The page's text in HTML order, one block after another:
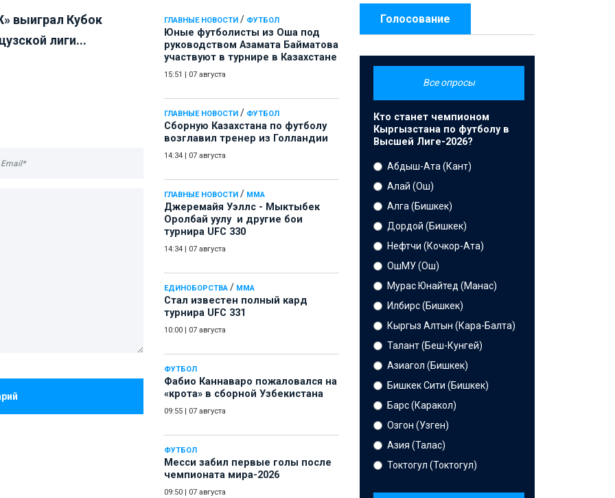
ГЛАВНЫЕ НОВОСТИ / ФУТБОЛ
Юные футболисты из Оша под
руководством Азамата Байматова
участвуют в турнире в Казахстане
15:51 07 августа
ГЛАВНЫЕ НОВОСТИ / ФУТБОЛ
Сборную Казахстана по футболу
возглавил тренер из Голландии
14:34 07 августа
ГЛАВНЫЕ НОВОСТИ / ММА
Джеремайя Уэллс - Мыктыбек
Оролбай уулу и другие бои
турнира UFC 330
14:34 07 августа
ЕДИНОБОРСТВА / ММА
Стал известен полный кард
турнира UFC 331
10:00 07 августа
ФУТБОЛ
Фабио Каннаваро пожаловался на
«крота» в сборной Узбекистана
09:55 07 августа
ФУТБОЛ
Месси забил первые голы после
чемпионата мира-2026
09:50 07 августа
выиграл Кубок
лиги...
Голосование
Все опросы
Кто станет чемпионом
Кыргызстана по футболу в
Высшей Лиге-2026?
Абдыш-Ата (Кант)
Алай (Ош)
Алга (Бишкек)
Дордой (Бишкек)
Нефтчи (Кочкор-Ата)
ОшМУ (Ош)
Мурас Юнайтед (Манас)
Илбирс (Бишкек)
Кыргыз Алтын (Кара-Балта)
Талант (Беш-Кунгей)
Азиагол (Бишкек)
Бишкек Сити (Бишкек)
Барс (Каракол)
Озгон (Узген)
Азия (Талас)
Токтогул (Токтогул)